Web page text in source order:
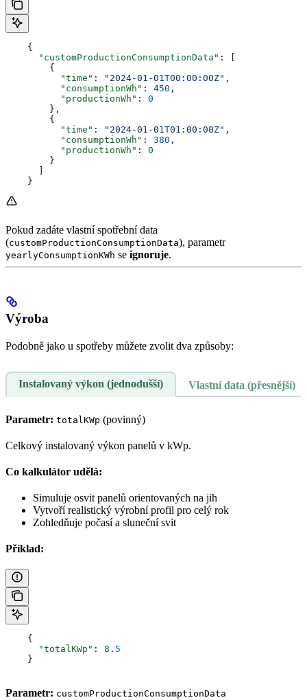
    {
      "customProductionConsumptionData"
: [
        {
          "time"
: "2024-01-01T00:00:00Z" ,
          "consumptionWh"
: 450 ,
          "productionWh"
: 0
        },
        {
          "time"
: "2024-01-01T01:00:00Z" ,
          "consumptionWh"
: 380 ,
          "productionWh"
: 0
        }
      ]
    }
Pokud zadáte vlastní spotřební data
(customProductionConsumptionData), parametr
yearlyConsumptionKWh se ignoruje.
Výroba
Podobně jako u spotřeby můžete zvolit dva způsoby:
Instalovaný výkon (jednodušší) Vlastní data (přesnější)
Parametr: totalKWp (povinný)
Celkový instalovaný výkon panelů v kWp.
Co kalkulátor udělá:
Simuluje osvit panelů orientovaných na jih
Vytvoří realistický výrobní profil pro celý rok
Zohledňuje počasí a sluneční svit
Příklad:
    {
      "totalKWp"
: 8.5
    }
Parametr: customProductionConsumptionData